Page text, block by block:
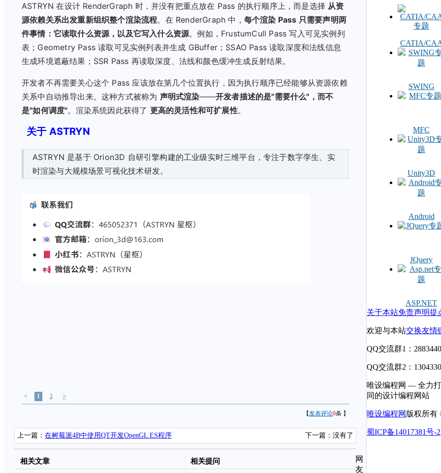
ASTRYN 在设计 RenderGraph 时，并没有把重点放在 Pass 的执行顺序上，而是选择 从资
源依赖关系出发重新组织整个渲染流程。在 RenderGraph 中， 每个渲染 Pass 只需要声明两
件事情：它读取什么资源，以及它写入什么资源。例如，FrustumCull Pass 写入可见实例列
表；Geometry Pass 读取可见实例列表并生成 GBuffer；SSAO Pass 读取深度和法线信息
生成环境遮蔽结果；SSR Pass 再读取深度、法线和颜色缓冲生成反射结果。
开发者不再需要关心这个 Pass 应该放在第几个位置执行，因为执行顺序已经能够从资源依赖
关系中自动推导出来。这种方式被称为 声明式渲染——开发者描述的是"需要什么"，而不
是"如何调度"。渲染系统因此获得了 更高的灵活性和可扩展性。
关于 ASTRYN
ASTRYN 是基于 Orion3D 自研引擎构建的工业级实时三维平台，专注于数字孪生、实
时渲染与大规模场景可视化技术研发。
< 1 2 >
【发表评论0条 】
上一篇： 在树莓派4B中使用QT开发OpenGL ES程序 下一篇：没有了
相关文章 相关提问
网
友
CATIA/
SWING
MFC
Unity3D
Android
JQuery
ASP.NET
关于本站免责声明提
欢迎与本站交换友情
QQ交流群1：
QQ交流群2：
唯设编程网 — 全力
同的设计编程网站
唯设编程网 版权所有
蜀ICP备14017381号-2